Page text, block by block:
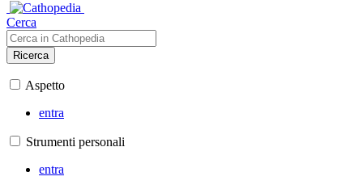
Cerca
Ricerca
Aspetto
entra
Strumenti personali
entra